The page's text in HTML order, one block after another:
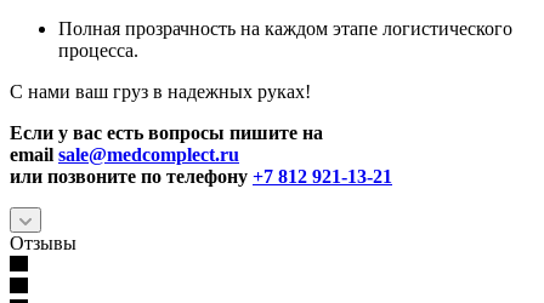
Полная прозрачность на каждом этапе логистического
процесса.
С нами ваш груз в надежных руках!
Если у вас есть вопросы пишите на
email sale@medcomplect.ru
или позвоните по телефону +7 812 921-13-21
Отзывы